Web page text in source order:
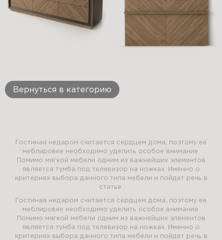
Вернуться в категорию
Гостиная недаром считается сердцем дома, поэтому ее
меблировке необходимо уделить особое внимание.
Помимо мягкой мебели одним из важнейших элементов
является тумба под телевизор на ножках. Именно о
критериях выбора данного типа мебели и пойдет речь в
статье.
Гостиная недаром считается сердцем дома, поэтому ее
меблировке необходимо уделить особое внимание.
Помимо мягкой мебели одним из важнейших элементов
является тумба под телевизор на ножках. Именно о
критериях выбора данного типа мебели и пойдет речь в